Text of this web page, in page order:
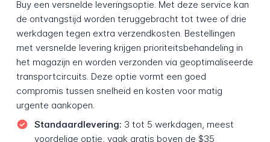
Buy een versnelde leveringsoptie. Met deze service kan
de ontvangstijd worden teruggebracht tot twee of drie
werkdagen tegen extra verzendkosten. Bestellingen
met versnelde levering krijgen prioriteitsbehandeling in
het magazijn en worden verzonden via geoptimaliseerde
transportcircuits. Deze optie vormt een goed
compromis tussen snelheid en kosten voor matig
urgente aankopen.
Standaardlevering: 3 tot 5 werkdagen, meest
voordelige optie, vaak gratis boven de $35